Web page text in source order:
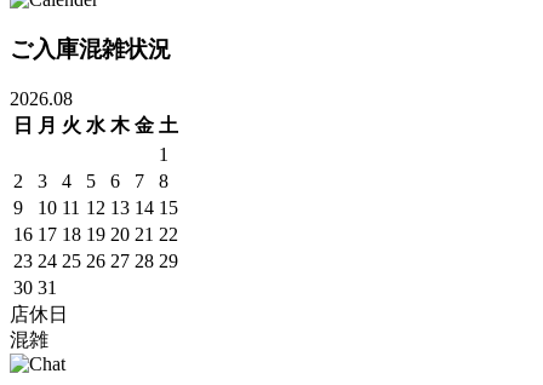
ご入庫混雑状況
2026.08
日
月 火 水 木 金 土
1
2
3 4 5 6 7
8
9
10 11 12 13 14 15
16 17 18 19 20 21 22
23 24 25 26 27 28 29
30 31
店休日
混雑